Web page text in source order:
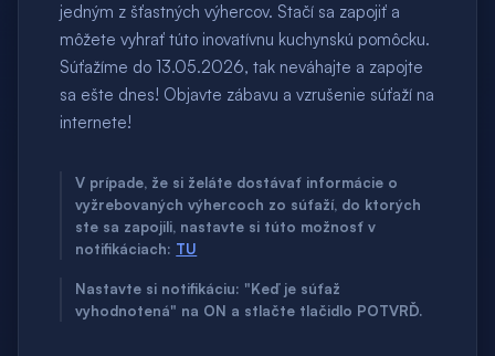
jedným z šťastných výhercov. Stačí sa zapojiť a
môžete vyhrať túto inovatívnu kuchynskú pomôcku.
Súťažíme do 13.05.2026, tak neváhajte a zapojte
sa ešte dnes! Objavte zábavu a vzrušenie súťaží na
internete!
V prípade, že si želáte dostávať informácie o
vyžrebovaných výhercoch zo súťaží, do ktorých
ste sa zapojili, nastavte si túto možnosť v
notifikáciach: TU
Nastavte si notifikáciu: "Keď je súťaž
vyhodnotená" na ON a stlačte tlačidlo POTVRĎ.